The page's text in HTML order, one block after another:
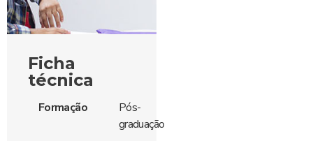
Ficha
técnica
Formação
Pós-
graduação